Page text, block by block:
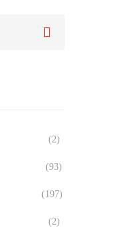
(2)
(93)
(197)
(2)